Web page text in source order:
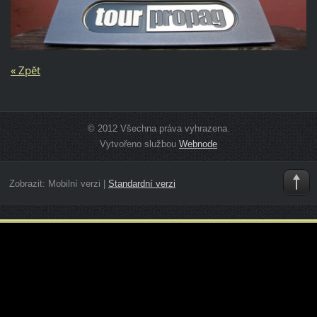
« Zpět
© 2012 Všechna práva vyhrazena.
Vytvořeno službou Webnode
Zobrazit: Mobilní verzi Standardní verzi